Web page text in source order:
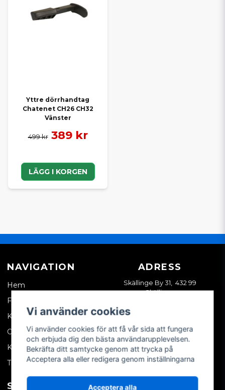
Yttre dörrhandtag
Chatenet CH26 CH32
Vänster
499 kr 389 kr
LÄGG I KORGEN
NAVIGATION
Hem
Företagskund
Kontakta oss
Om oss
Köpvillkor
Tips & trix
ADRESS
Skällinge By 31, 432 99
Skällinge
SOCIALA MEDIER MITT KONTO
Vi använder cookies
Vi använder cookies för att få vår sida att fungera
och erbjuda dig den bästa användarupplevelsen.
Bekräfta ditt samtycke genom att trycka på
Acceptera alla eller redigera genom inställningarna
Acceptera alla